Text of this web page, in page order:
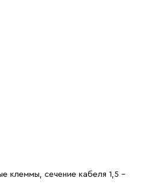
клеммы, сечение кабеля 1,5 -